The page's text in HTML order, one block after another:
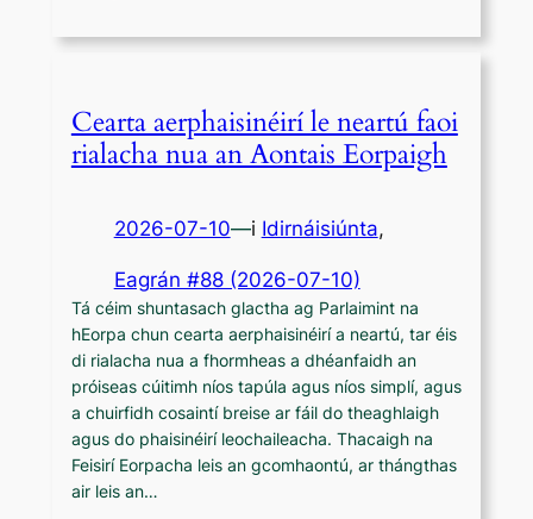
Cearta aerphaisinéirí le neartú faoi
rialacha nua an Aontais Eorpaigh
2026-07-10—i Idirnáisiúnta,
Eagrán #88 (2026-07-10)
Tá céim shuntasach glactha ag Parlaimint na
hEorpa chun cearta aerphaisinéirí a neartú, tar éis
di rialacha nua a fhormheas a dhéanfaidh an
próiseas cúitimh níos tapúla agus níos simplí, agus
a chuirfidh cosaintí breise ar fáil do theaghlaigh
agus do phaisinéirí leochaileacha. Thacaigh na
Feisirí Eorpacha leis an gcomhaontú, ar thángthas
air leis an…